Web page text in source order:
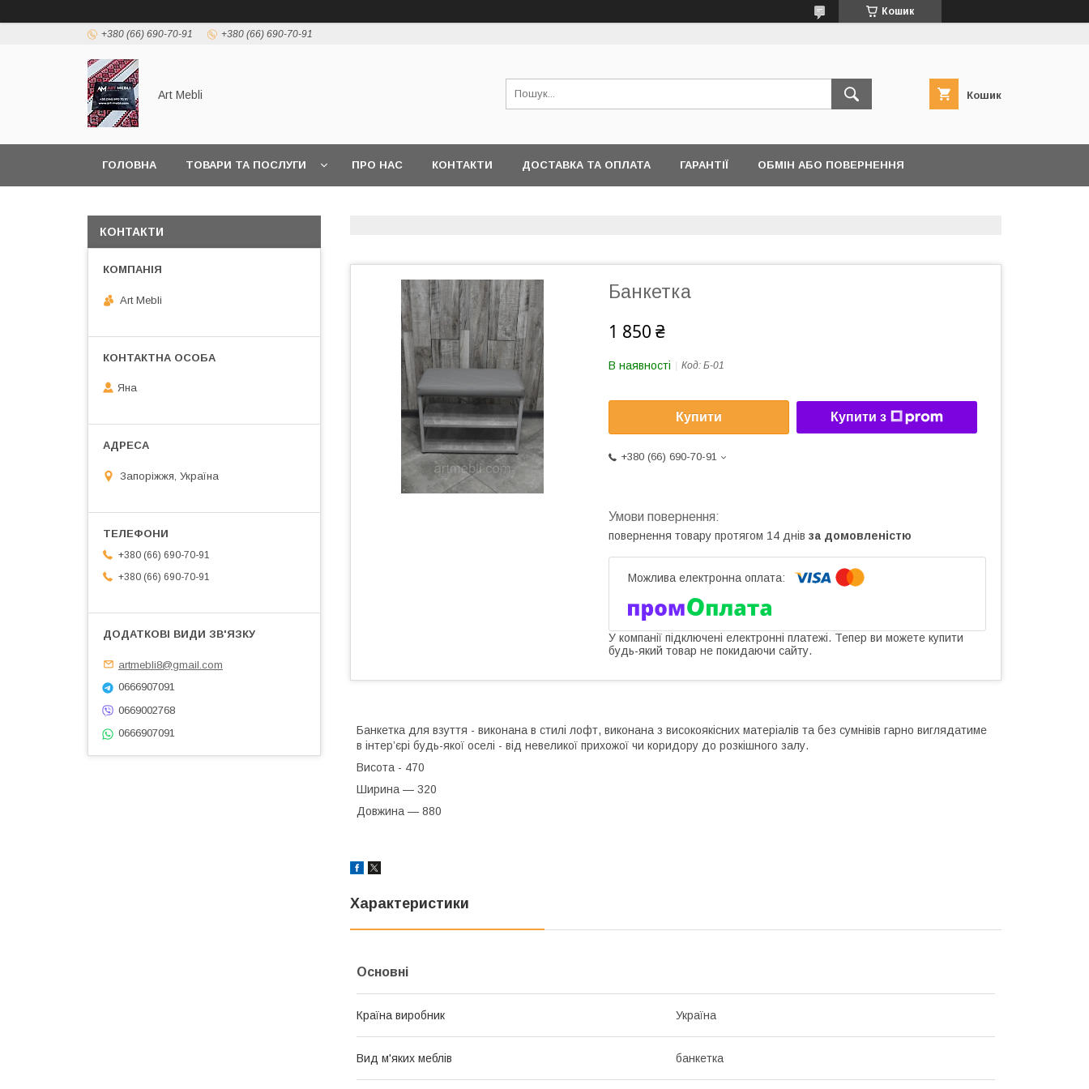
Кошик
+380 (66) 690-70-91 +380 (66) 690-70-91
Art Mebli Кошик
ГОЛОВНА ТОВАРИ ТА ПОСЛУГИ ПРО НАС КОНТАКТИ ДОСТАВКА ТА ОПЛАТА ГАРАНТІЇ ОБМІН АБО ПОВЕРНЕННЯ
Банкетка
1 850 ₴
В наявності Код: Б-01
Купити Купити з
+380 (66) 690-70-91
повернення товару протягом 14 днів за домовленістю
У компанії підключені електронні платежі. Тепер ви можете купити
будь-який товар не покидаючи сайту.
Банкетка для взуття - виконана в стилі лофт, виконана з високоякісних матеріалів та без сумнівів гарно виглядатиме
в інтер’єрі будь-якої оселі - від невеликої прихожої чи коридору до розкішного залу.
Висота - 470
Ширина — 320
Довжина — 880
Характеристики
Основні
Країна виробник Україна
Вид м'яких меблів банкетка
КОНТАКТИ
Art Mebli
Яна
Запоріжжя, Україна
+380 (66) 690-70-91
+380 (66) 690-70-91
artmebli8@gmail.com
0666907091
0669002768
0666907091